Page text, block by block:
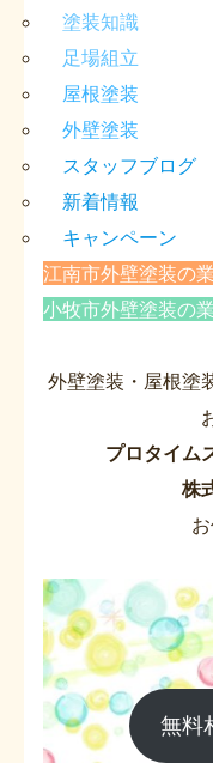
塗装知識
足場組立
屋根塗装
外壁塗装
スタッフブログ
新着情報
キャンペーン
江南市外壁塗装の
小牧市外壁塗装の
外壁塗装・屋根塗
プロタイム
株
無料